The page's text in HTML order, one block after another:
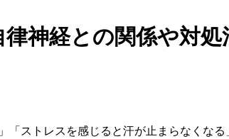
神経との関係や対
「ストレスを感じると汗が止まらなくな